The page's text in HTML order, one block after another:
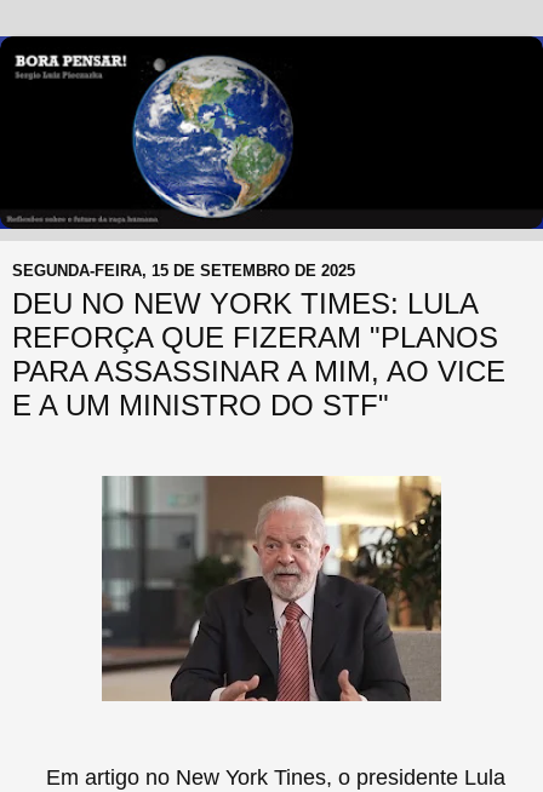
SEGUNDA-FEIRA, 15 DE SETEMBRO DE 2025
DEU NO NEW YORK TIMES: LULA
REFORÇA QUE FIZERAM "PLANOS
PARA ASSASSINAR A MIM, AO VICE
E A UM MINISTRO DO STF"
Em artigo no New York Tines, o presidente Lula